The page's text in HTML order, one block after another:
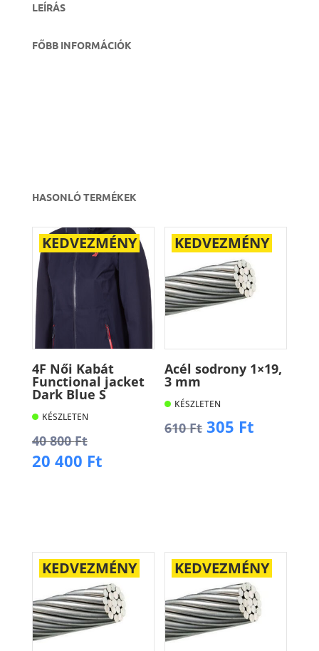
LEÍRÁS
FŐBB INFORMÁCIÓK
HASONLÓ TERMÉKEK
KEDVEZMÉNY
4F Női Kabát
Functional jacket
Dark Blue S
KÉSZLETEN
40 800FtOriginal
price
20 400 FtCurrent
KEDVEZMÉNY
Acél sodrony 1×19,
3 mm
KÉSZLETEN
610Ft Original
305 Ft
KEDVEZMÉNY KEDVEZMÉNY